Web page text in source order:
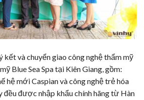
kết và chuyển giao công nghệ thẩm mỹ
Blue Sea Spa tại Kiên Giang, gồm:
hệ mới Caspian và công nghệ trẻ hóa
đều được nhập khẩu chính hãng từ Hàn